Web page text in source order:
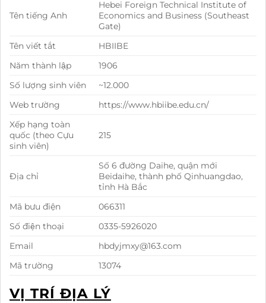
Tên tiếng Anh
Hebei Foreign Technical Institute of
Economics and Business (Southeast
Gate)
Tên viết tắt
HBIIBE
Năm thành lập
1906
Số lượng sinh viên
~12.000
Web trường
https://www.hbiibe.edu.cn/
Xếp hạng toàn
quốc (theo Cựu
sinh viên)
215
Địa chỉ
Số 6 đường Daihe, quận mới
Beidaihe, thành phố Qinhuangdao,
tỉnh Hà Bắc
Mã bưu điện
066311
Số điện thoại
0335-5926020
Email
hbdyjmxy@163.com
Mã trường
13074
VỊ TRÍ ĐỊA LÝ